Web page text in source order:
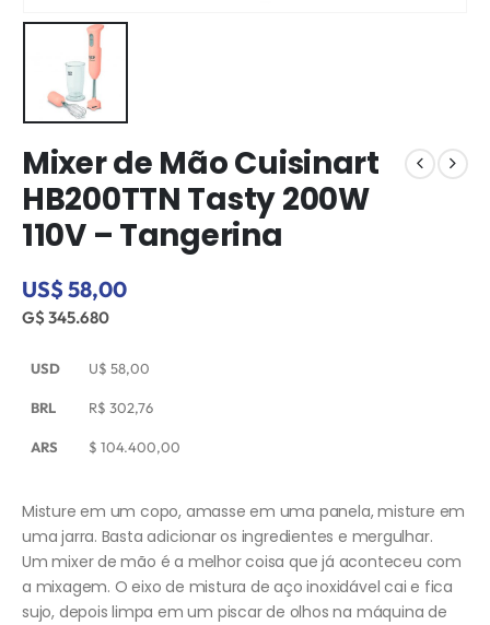
Mixer de Mão Cuisinart
HB200TTN Tasty 200W
110V – Tangerina
US$ 58,00
G$ 345.680
USD U$ 58,00
BRL R$ 302,76
ARS $ 104.400,00
Misture em um copo, amasse em uma panela, misture em
uma jarra. Basta adicionar os ingredientes e mergulhar.
Um mixer de mão é a melhor coisa que já aconteceu com
a mixagem. O eixo de mistura de aço inoxidável cai e fica
sujo, depois limpa em um piscar de olhos na máquina de